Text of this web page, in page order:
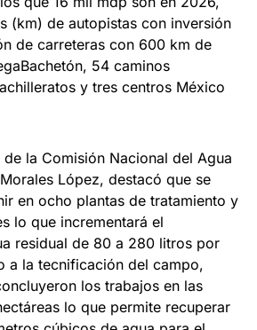
(km) de autopistas con inversión
de carreteras con 600 km de
54 caminos
y tres centros México
la Comisión Nacional del Agua
López, destacó que se
en ocho plantas de tratamiento y
lo que incrementará el
residual de 80 a 280 litros por
a la tecnificación del campo,
los trabajos en las
lo que permite recuperar